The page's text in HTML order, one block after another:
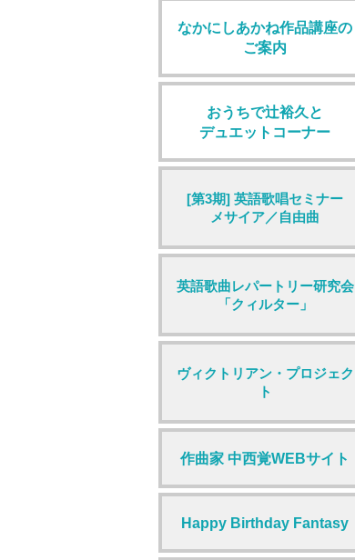
なかにしあかね作品講座の
ご案内
おうちで辻裕久と
デュエットコーナー
[第3期] 英語歌唱セミナー
メサイア／自由曲
英語歌曲レパートリー研究会
「クィルター」
ヴィクトリアン・プロジェク
ト
作曲家 中西覚WEBサイト
Happy Birthday Fantasy